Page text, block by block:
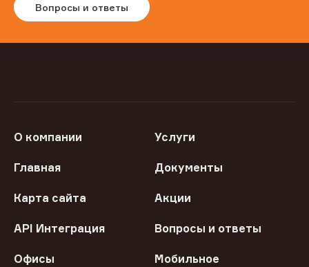
Вопросы и ответы
О компании Услуги
Главная Документы
Карта сайта Акции
API Интеграция Вопросы и ответы
Офисы
Мобильное